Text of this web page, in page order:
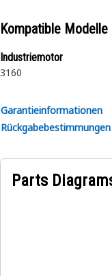
Kompatible Modelle
Industriemotor
3160
Garantieinformationen
Rückgabebestimmungen
Parts